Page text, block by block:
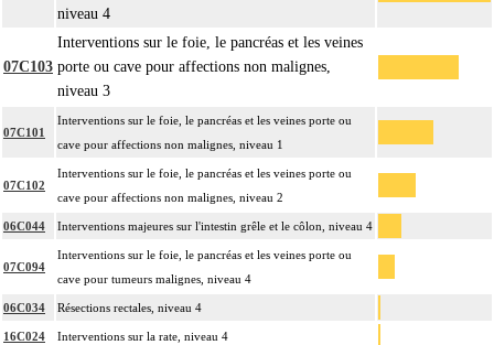
niveau 4
07C103
Interventions sur le foie, le pancréas et les veines
porte ou cave pour affections non malignes,
niveau 3
07C101
Interventions sur le foie, le pancréas et les veines porte ou
cave pour affections non malignes, niveau 1
07C102
Interventions sur le foie, le pancréas et les veines porte ou
cave pour affections non malignes, niveau 2
06C044 Interventions majeures sur l'intestin grêle et le côlon, niveau 4
07C094
Interventions sur le foie, le pancréas et les veines porte ou
cave pour tumeurs malignes, niveau 4
06C034 Résections rectales, niveau 4
16C024 Interventions sur la rate, niveau 4